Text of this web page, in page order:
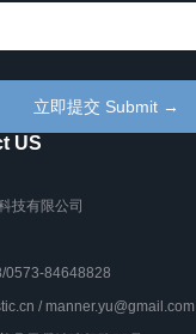
US
技有限公司
0573-84648828
/ manner.yu@gmail.com